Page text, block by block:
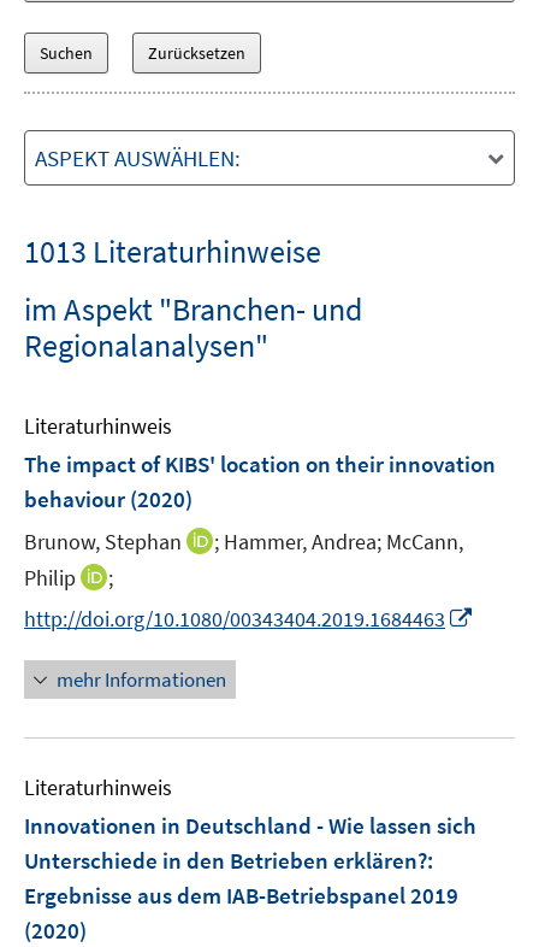
ASPEKT AUSWÄHLEN:
1013 Literaturhinweise
im Aspekt "Branchen- und
Regionalanalysen"
Literaturhinweis
The impact of KIBS' location on their innovation
behaviour (2020)
Brunow, Stephan
I
e
u
e
F
s
t
e
; Hammer, Andrea; McCann,
Philip
I
n
n
e
u
F
n
s
t
;
http://doi.org/10.1080/00343404.2019.1684463
u
F
mehr Informationen
Literaturhinweis
Innovationen in Deutschland - Wie lassen sich
Unterschiede in den Betrieben erklären?:
Ergebnisse aus dem IAB-Betriebspanel 2019
(2020)